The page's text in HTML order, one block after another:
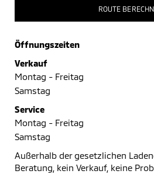
ROUTE
Öffnungszeiten
Verkauf
Montag - Freitag
Samstag
Service
Montag - Freitag
Samstag
Außerhalb der gesetzlichen
Beratung, kein Verkauf, keine